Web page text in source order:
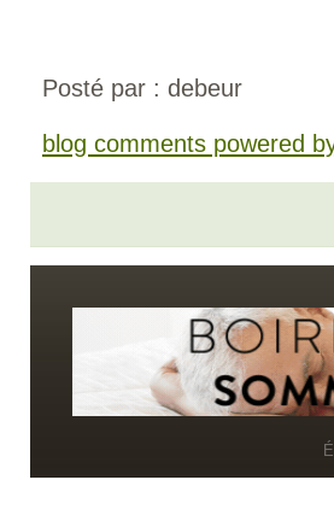
Posté par : debeur
blog comments powered